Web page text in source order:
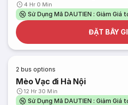
4 Hr 0 Min
Sử Dụng Mã DAUTIEN : Giảm Giá
ĐẶT BÂY
2 bus options
Mèo Vạc đi Hà Nội
12 Hr 30 Min
Sử Dụng Mã DAUTIEN : Giảm Giá